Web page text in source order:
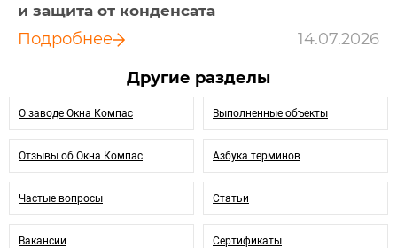
и защита от конденсата
Подробнее
14.07.2026
Другие разделы
О заводе Окна Компас Выполненные объекты
Отзывы об Окна Компас Азбука терминов
Частые вопросы Статьи
Вакансии Сертификаты